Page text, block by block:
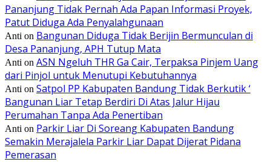
Pananjung Tidak Pernah Ada Papan Informasi Proyek,
Patut Diduga Ada Penyalahgunaan
Anti on Bangunan Diduga Tidak Berijin Bermunculan di
Desa Pananjung, APH Tutup Mata
Anti on ASN Ngeluh THR Ga Cair, Terpaksa Pinjem Uang
dari Pinjol untuk Menutupi Kebutuhannya
Anti on Satpol PP Kabupaten Bandung Tidak Berkutik ‘
Bangunan Liar Tetap Berdiri Di Atas Jalur Hijau
Perumahan Tanpa Ada Penertiban
Anti on Parkir Liar Di Soreang Kabupaten Bandung
Semakin Merajalela Parkir Liar Dapat Dijerat Pidana
Pemerasan